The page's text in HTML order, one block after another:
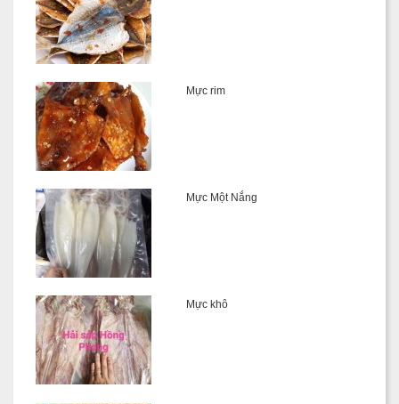
Mực rim
Mực Một Nắng
Mực khô